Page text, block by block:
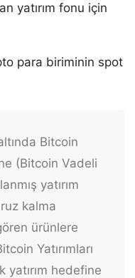
yatırım fonu için
para biriminin spot
Bitcoin
(Bitcoin Vadeli
yatırım
kalma
ürünlere
Yatırımları
yatırım hedefine